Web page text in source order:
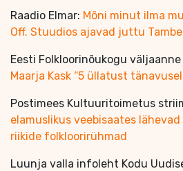
Raadio Elmar: Mõni minut ilma
Off. Stuudios ajavad juttu
Eesti Folkloorinõukogu väljaanne
Maarja Kask “5 üllatust
Postimees Kultuuritoimetus
elamuslikus veebisaates
riikide folkloorirühmad
Luunja valla infoleht Kodu